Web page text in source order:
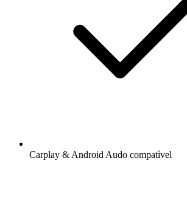
Carplay & Android Audo compatìvel